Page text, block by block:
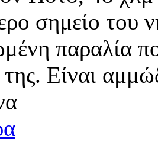
σημείο του
παραλία
της. Είναι